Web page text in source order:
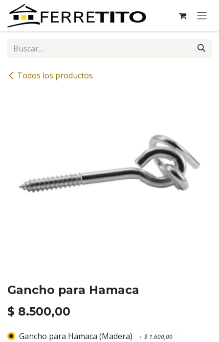
Ir al contenido
Todos los productos
Gancho para Hamaca
$ 8.500,00
Gancho para Hamaca (Madera) + $ 1.600,00